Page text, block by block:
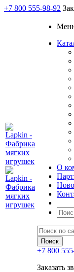
+7 800 555-98-92
О
+7 800
Заказать